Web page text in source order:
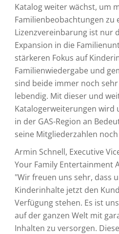
Katalog weiter wächst, um
Familienbeobachtungen zu
Lizenzvereinbarung ist nur
Expansion in die
stärkeren Fokus auf
Familienwiedergabe und
sind beide immer noch
lebendig. Mit dieser und
Katalogerweiterungen wird
in der GAS-Region an
seine Mitgliederzahlen
Armin Schnell, Executive
Your Family Entertainment
"Wir freuen uns sehr, dass
Kinderinhalte jetzt den
Verfügung stehen. Es ist
auf der ganzen Welt mit
Inhalten zu versorgen.